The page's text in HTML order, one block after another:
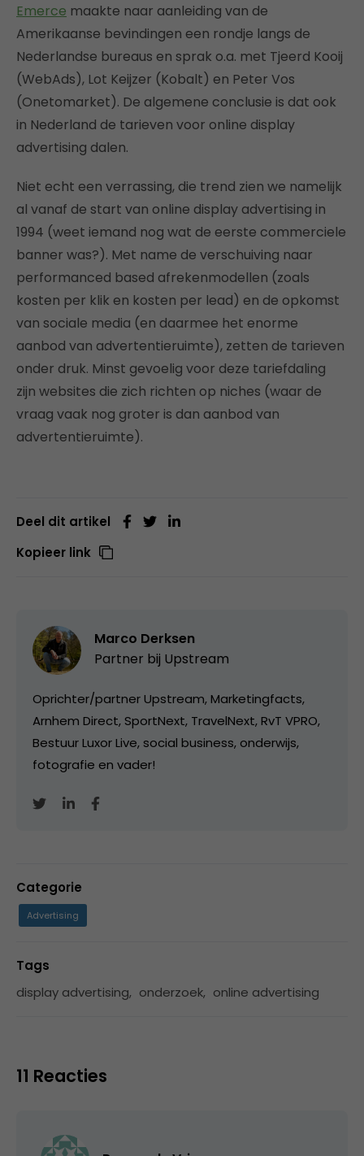
Emerce maakte naar aanleiding van de
Amerikaanse bevindingen een rondje langs de
Nederlandse bureaus en sprak o.a. met Tjeerd Kooij
(WebAds), Lot Keijzer (Kobalt) en Peter Vos
(Onetomarket). De algemene conclusie is dat ook
in Nederland de tarieven voor online display
advertising dalen.
Niet echt een verrassing, die trend zien we namelijk
al vanaf de start van online display advertising in
1994 (weet iemand nog wat de eerste commerciele
banner was?). Met name de verschuiving naar
performanced based afrekenmodellen (zoals
kosten per klik en kosten per lead) en de opkomst
van sociale media (en daarmee het enorme
aanbod van advertentieruimte), zetten de tarieven
onder druk. Minst gevoelig voor deze tariefdaling
zijn websites die zich richten op niches (waar de
vraag vaak nog groter is dan aanbod van
advertentieruimte).
Deel dit artikel
Kopieer link
Marco Derksen
Partner bij Upstream
Oprichter/partner Upstream, Marketingfacts,
Arnhem Direct, SportNext, TravelNext, RvT VPRO,
Bestuur Luxor Live, social business, onderwijs,
fotografie en vader!
Categorie
Advertising
Tags
display advertising, onderzoek, online advertising
11 Reacties